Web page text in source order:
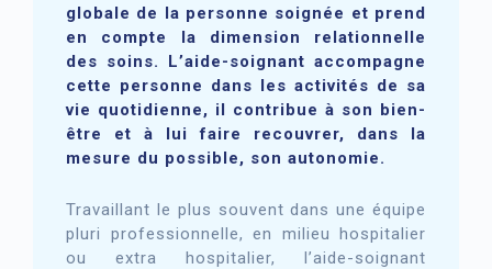
globale de la personne soignée et prend
en compte la dimension relationnelle
des soins. L’aide-soignant accompagne
cette personne dans les activités de sa
vie quotidienne, il contribue à son bien-
être et à lui faire recouvrer, dans la
mesure du possible, son autonomie.
Travaillant le plus souvent dans une équipe
pluri professionnelle, en milieu hospitalier
ou extra hospitalier, l’aide-soignant